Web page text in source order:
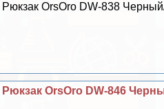
Рюкзак OrsOro DW-838
Рюкзак OrsOro DW-846